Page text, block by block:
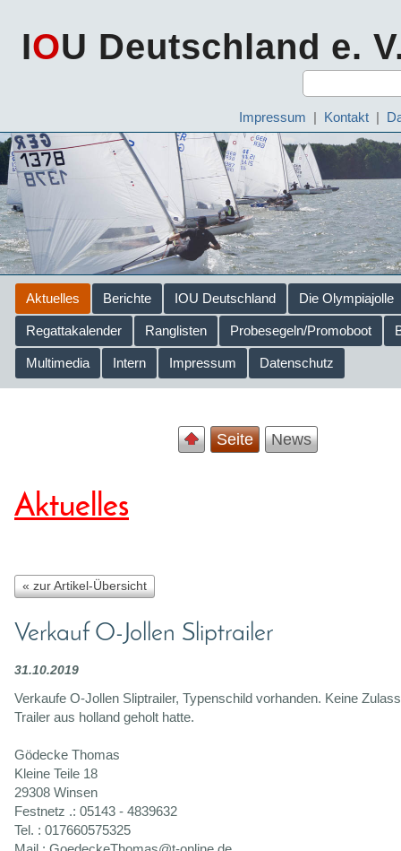
IOU Deutschland e.
Impressum | Kontakt |
Aktuelles Berichte IOU Deutschland Die Olympiajolle
Regattakalender Ranglisten Probesegeln/Promoboot
Multimedia Intern Impressum Datenschutz
Seite News
Aktuelles
« zur Artikel-Übersicht
Verkauf O-Jollen Sliptrailer
31.10.2019
Verkaufe O-Jollen Sliptrailer, Typenschild vorhanden. Keine
Trailer aus holland geholt hatte.
Gödecke Thomas
Kleine Teile 18
29308 Winsen
Festnetz .: 05143 - 4839632
Tel. : 017660575325